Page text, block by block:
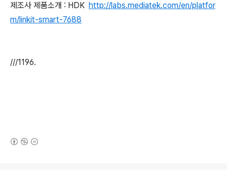
제조사 제품소개 : HDK http://labs.mediatek.com/en/platfor
m/linkit-smart-7688
///1196.